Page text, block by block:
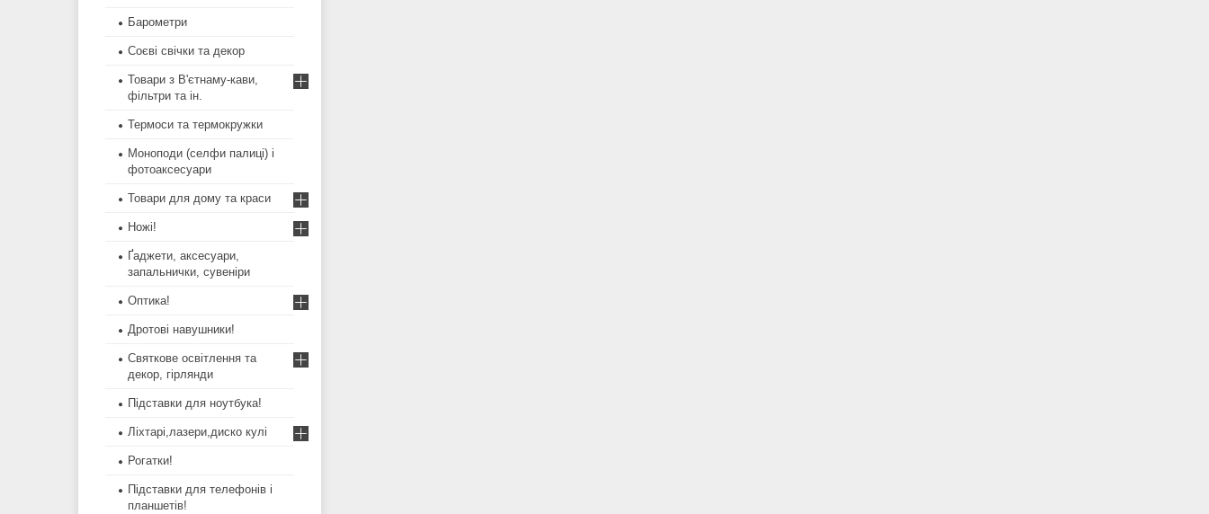
Барометри
Соєві свічки та декор
Товари з В'єтнаму-кави,
фільтри та ін.
Термоси та термокружки
Моноподи (селфи палиці) і
фотоаксесуари
Товари для дому та краси
Ножі!
Ґаджети, аксесуари,
запальнички, сувеніри
Оптика!
Дротові навушники!
Святкове освітлення та
декор, гірлянди
Підставки для ноутбука!
Ліхтарі,лазери,диско кулі
Рогатки!
Підставки для телефонів і
планшетів!